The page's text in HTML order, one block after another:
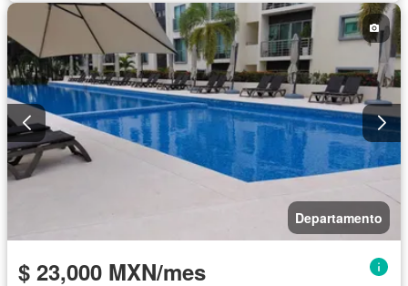
Jacuzzi
Jardín Recámara con closet
Sala polivalente
Seguridad
Completamente amueblado
Departamento
$ 23,000 MXN/mes